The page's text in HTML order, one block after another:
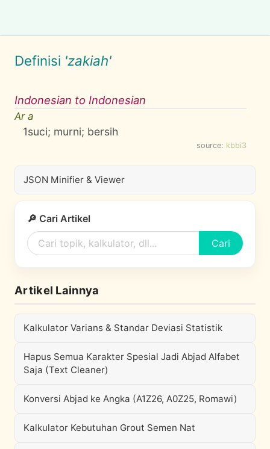
Definisi 'zakiah'
Indonesian to Indonesian
Ar a
1suci; murni; bersih
source: kbbi3
JSON Minifier & Viewer
🔎 Cari Artikel
Cari
Artikel Lainnya
Kalkulator Varians & Standar Deviasi Statistik
Hapus Semua Karakter Spesial Jadi Abjad Alfabet
Saja (Text Cleaner)
Konversi Abjad ke Angka (A1Z26, A0Z25, Romawi)
Kalkulator Kebutuhan Grout Semen Nat